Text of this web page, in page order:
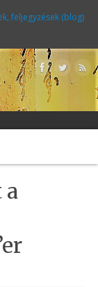
feljegyzések (blog)
a